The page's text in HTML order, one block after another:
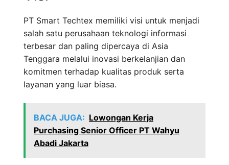
PT Smart Techtex memiliki visi untuk menjadi
salah satu perusahaan teknologi informasi
terbesar dan paling dipercaya di Asia
Tenggara melalui inovasi berkelanjian dan
komitmen terhadap kualitas produk serta
layanan yang luar biasa.
BACA JUGA: Lowongan Kerja
Purchasing Senior Officer PT Wahyu
Abadi Jakarta